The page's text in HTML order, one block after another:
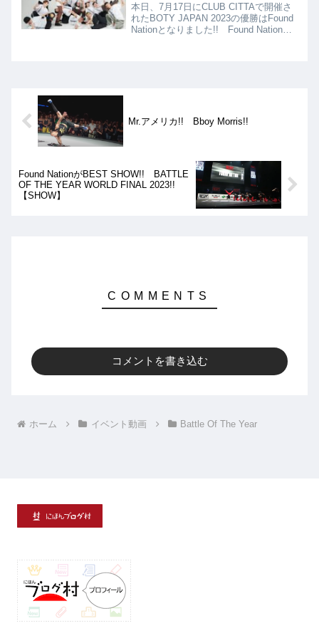
本日、7月17日にCLUB CITTAで開催さ
れたBOTY JAPAN 2023の優勝はFound
Nationとなりました!! Found Nation
Mr.アメリカ!! Bboy Morris!!
Found NationがBEST SHOW!! BATTLE
OF THE YEAR WORLD FINAL 2023!!
【SHOW】
コメントを書き込む
ホーム イベント動画 Battle Of The Year